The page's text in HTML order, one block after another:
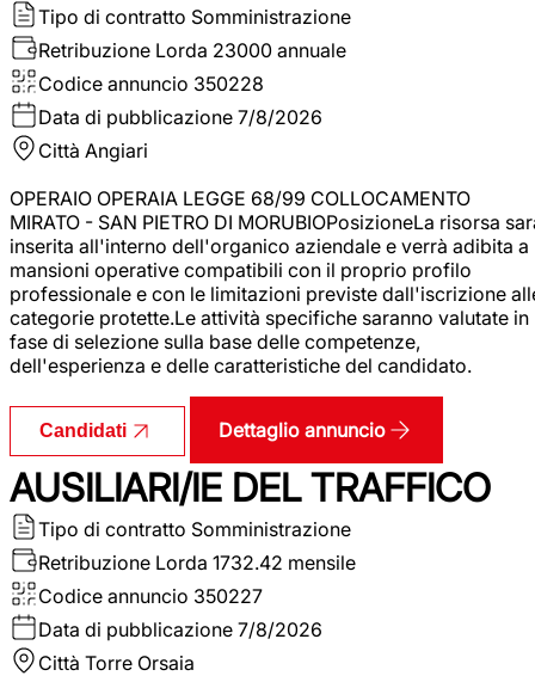
Tipo di contratto Somministrazione
Retribuzione Lorda 23000 annuale
Codice annuncio 350228
Data di pubblicazione 7/8/2026
Città Angiari
OPERAIO OPERAIA LEGGE 68/99 COLLOCAMENTO
MIRATO - SAN PIETRO DI MORUBIOPosizioneLa risorsa
inserita all'interno dell'organico aziendale e verrà adibita a
mansioni operative compatibili con il proprio profilo
professionale e con le limitazioni previste dall'iscrizione
categorie protette.Le attività specifiche saranno valutate in
fase di selezione sulla base delle competenze,
dell'esperienza e delle caratteristiche del candidato.
Candidati Dettaglio annuncio
AUSILIARI/IE DEL TRAFFICO
Tipo di contratto Somministrazione
Retribuzione Lorda 1732.42 mensile
Codice annuncio 350227
Data di pubblicazione 7/8/2026
Città Torre Orsaia